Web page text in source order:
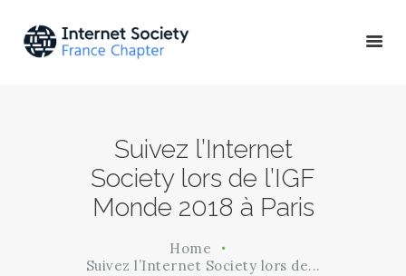
Suivez l’Internet
Society lors de l’IGF
Monde 2018 à Paris
Home
Suivez l’Internet Society lors de...
ACTU & ÉVÉNEMENTS
MISSIONS & PROJETS
A PROPOS